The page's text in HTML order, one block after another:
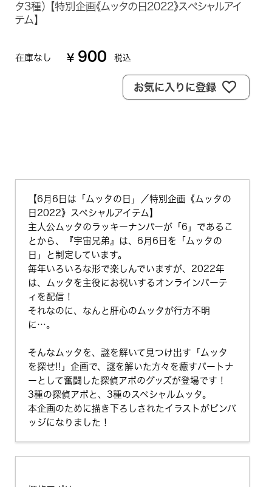
タ3種） 【特別企画《ムッタの日2022》スペシャルアイ
テム】
在庫なし ¥ 900 税込
お気に入りに登録
【6月6日は「ムッタの日」／特別企画《ムッタの
日2022》スペシャルアイテム】
主人公ムッタのラッキーナンバーが「6」であるこ
とから、『宇宙兄弟』は、6月6日を「ムッタの
日」と制定しています。
毎年いろいろな形で楽しんでいますが、2022年
は、ムッタを主役にお祝いするオンラインパーテ
ィを配信！
それなのに、なんと肝心のムッタが行方不明
に…。
そんなムッタを、謎を解いて見つけ出す「ムッタ
を探せ!!」企画で、謎を解いた方々を癒すパートナ
ーとして奮闘した探偵アポのグッズが登場です！
3種の探偵アポと、3種のスペシャルムッタ。
本企画のために描き下ろしされたイラストがピンバ
ッジになりました！